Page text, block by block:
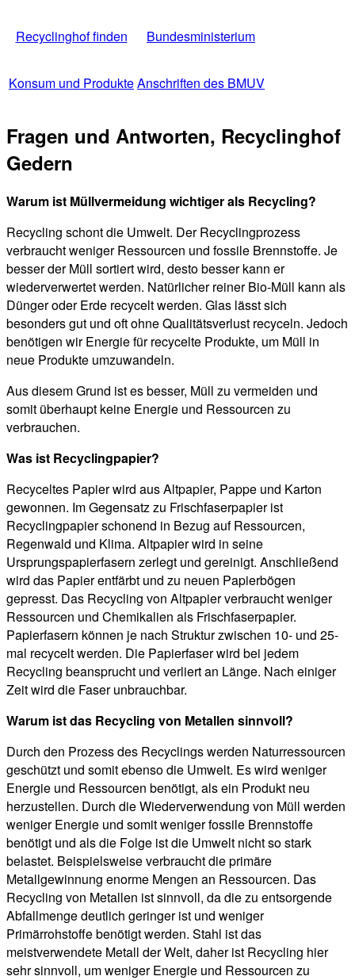
Recyclinghof finden Bundesministerium
Konsum und ProdukteAnschriften des BMUV
Fragen und Antworten, Recyclinghof
Gedern
Warum ist Müllvermeidung wichtiger als Recycling?
Recycling schont die Umwelt. Der Recyclingprozess
verbraucht weniger Ressourcen und fossile Brennstoffe. Je
besser der Müll sortiert wird, desto besser kann er
wiederverwertet werden. Natürlicher reiner Bio-Müll kann als
Dünger oder Erde recycelt werden. Glas lässt sich
besonders gut und oft ohne Qualitätsverlust recyceln. Jedoch
benötigen wir Energie für recycelte Produkte, um Müll in
neue Produkte umzuwandeln.
Aus diesem Grund ist es besser, Müll zu vermeiden und
somit überhaupt keine Energie und Ressourcen zu
verbrauchen.
Was ist Recyclingpapier?
Recyceltes Papier wird aus Altpapier, Pappe und Karton
gewonnen. Im Gegensatz zu Frischfaserpapier ist
Recyclingpapier schonend in Bezug auf Ressourcen,
Regenwald und Klima. Altpapier wird in seine
Ursprungspapierfasern zerlegt und gereinigt. Anschließend
wird das Papier entfärbt und zu neuen Papierbögen
gepresst. Das Recycling von Altpapier verbraucht weniger
Ressourcen und Chemikalien als Frischfaserpapier.
Papierfasern können je nach Struktur zwischen 10- und 25-
mal recycelt werden. Die Papierfaser wird bei jedem
Recycling beansprucht und verliert an Länge. Nach einiger
Zeit wird die Faser unbrauchbar.
Warum ist das Recycling von Metallen sinnvoll?
Durch den Prozess des Recyclings werden Naturressourcen
geschützt und somit ebenso die Umwelt. Es wird weniger
Energie und Ressourcen benötigt, als ein Produkt neu
herzustellen. Durch die Wiederverwendung von Müll werden
weniger Energie und somit weniger fossile Brennstoffe
benötigt und als die Folge ist die Umwelt nicht so stark
belastet. Beispielsweise verbraucht die primäre
Metallgewinnung enorme Mengen an Ressourcen. Das
Recycling von Metallen ist sinnvoll, da die zu entsorgende
Abfallmenge deutlich geringer ist und weniger
Primärrohstoffe benötigt werden. Stahl ist das
meistverwendete Metall der Welt, daher ist Recycling hier
sehr sinnvoll, um weniger Energie und Ressourcen zu